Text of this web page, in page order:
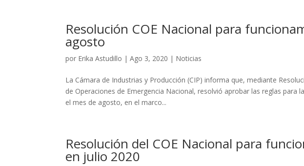
Resolución COE Nacional para
agosto
por Erika Astudillo |Ago 3, 2020 | Noticias
La Cámara de Industrias y Producción (CIP) informa que, mediante
de Operaciones de Emergencia Nacional, resolvió aprobar las reglas para
el mes de agosto, en el marco...
Resolución del COE Nacional para
en julio 2020